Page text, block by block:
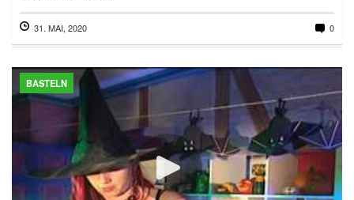
31. MAI, 2020 0
BASTELN